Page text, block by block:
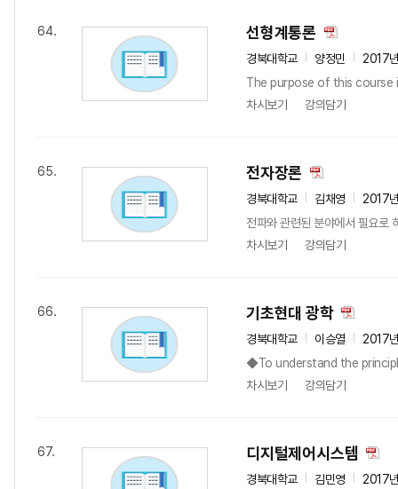
64. 선형계통론
경북대학교 양정민
2017
The purpose of this course
차시보기
강의담기
65. 전자장론
경북대학교 김채영
2017
전파와 관련된 분야에서 필요로
차시보기
강의담기
66. 기초현대 광학
경북대학교 이승열
2017
◆To understand the
차시보기
강의담기
67. 디지털제어시스템
경북대학교 김민영
2017